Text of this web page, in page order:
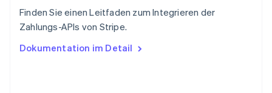
Finden Sie einen Leitfaden zum Integrieren der
Zahlungs-APIs von Stripe.
Dokumentation im Detail
Tschechische Republik
English
English